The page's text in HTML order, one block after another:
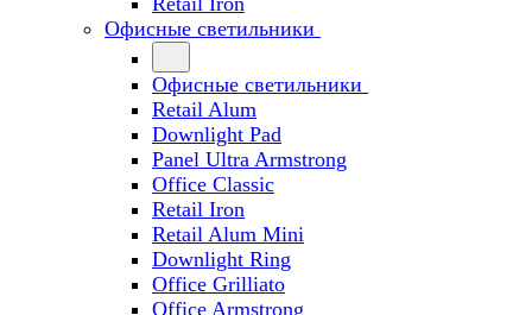
Офисные светильники
Офисные светильники
Retail Alum
Downlight Pad
Panel Ultra Armstrong
Office Classic
Retail Iron
Retail Alum Mini
Downlight Ring
Office Grilliato
Office Armstrong